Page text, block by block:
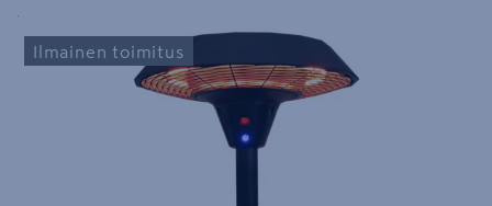
Yksityiskohtainen kuvaus löytyy Tuotteen kuvaus -
Ilmainen toimitus